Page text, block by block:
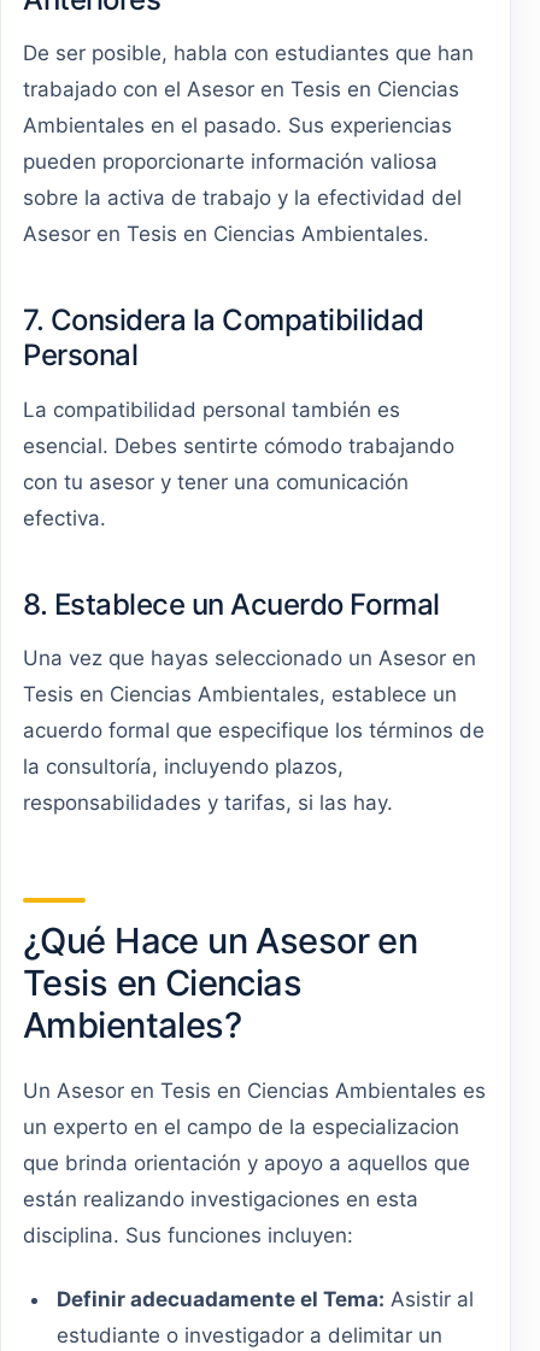
De ser posible, habla con estudiantes que han
trabajado con el Asesor en Tesis en Ciencias
Ambientales en el pasado. Sus experiencias
pueden proporcionarte información valiosa
sobre la activa de trabajo y la efectividad del
Asesor en Tesis en Ciencias Ambientales.
7. Considera la Compatibilidad
Personal
La compatibilidad personal también es
esencial. Debes sentirte cómodo trabajando
con tu asesor y tener una comunicación
efectiva.
8. Establece un Acuerdo Formal
Una vez que hayas seleccionado un Asesor en
Tesis en Ciencias Ambientales, establece un
acuerdo formal que especifique los términos de
la consultoría, incluyendo plazos,
responsabilidades y tarifas, si las hay.
¿Qué Hace un Asesor en
Tesis en Ciencias
Ambientales?
Un Asesor en Tesis en Ciencias Ambientales es
un experto en el campo de la especializacion
que brinda orientación y apoyo a aquellos que
están realizando investigaciones en esta
disciplina. Sus funciones incluyen:
Definir adecuadamente el Tema: Asistir al
estudiante o investigador a delimitar un